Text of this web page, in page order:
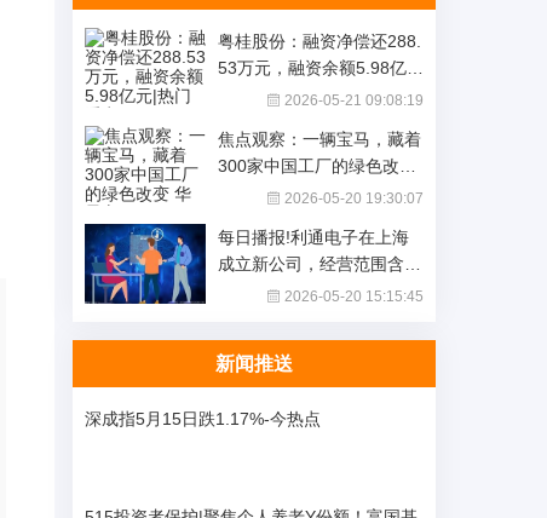
粤桂股份：融资净偿还288.
53万元，融资余额5.98亿
元|热门看点2026-05-21 09:08:19
焦点观察：一辆宝马，藏着
300家中国工厂的绿色改变
华晨宝马2025可持续发展
2026-05-20 19:30:07
每日播报!利通电子在上海
成立新公司，经营范围含计
算机及通信设备租赁
2026-05-20 15:15:45
新闻推送
深成指5月15日跌1.17%-今热点